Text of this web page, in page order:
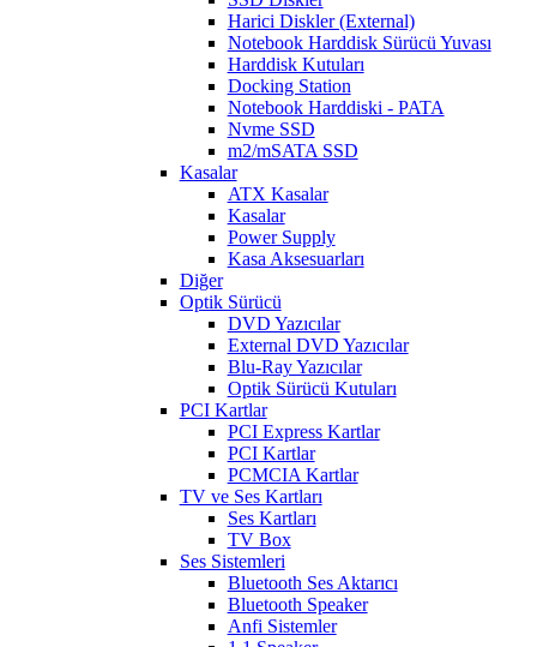
Harici Diskler (External)
Notebook Harddisk Sürücü Yuvası
Harddisk Kutuları
Docking Station
Notebook Harddiski - PATA
Nvme SSD
m2/mSATA SSD
Kasalar
ATX Kasalar
Kasalar
Power Supply
Kasa Aksesuarları
Diğer
Optik Sürücü
DVD Yazıcılar
External DVD Yazıcılar
Blu-Ray Yazıcılar
Optik Sürücü Kutuları
PCI Kartlar
PCI Express Kartlar
PCI Kartlar
PCMCIA Kartlar
TV ve Ses Kartları
Ses Kartları
TV Box
Ses Sistemleri
Bluetooth Ses Aktarıcı
Bluetooth Speaker
Anfi Sistemler